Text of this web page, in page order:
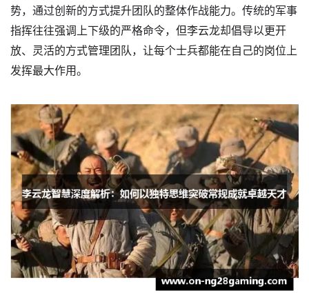
势，通过创新的方式提升团队的整体作战能力。传统的军事
指挥往往强调上下级的严格命令，但李云龙却倡导以更开
放、灵活的方式管理团队，让每个士兵都能在自己的岗位上
发挥最大作用。